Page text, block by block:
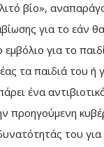
βίο»,
για το εάν
για το
τα παιδιά του
ένα
προηγούμενη
του